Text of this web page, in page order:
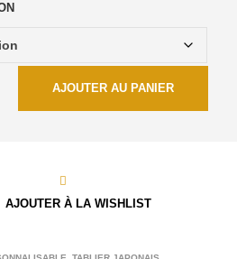
AJOUTER AU PANIER
AJOUTER À LA WISHLIST